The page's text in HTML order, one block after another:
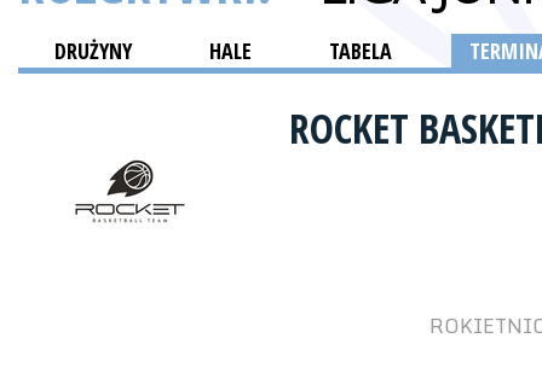
DRUŻYNY HALE TABELA
ROCKET